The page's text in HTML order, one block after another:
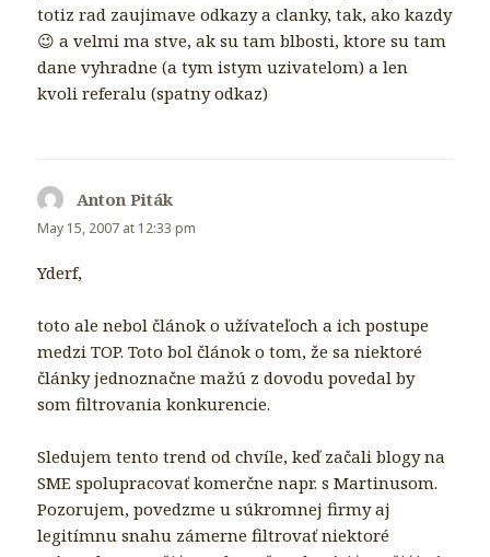
totiz rad zaujimave odkazy a clanky, tak, ako kazdy
😉 a velmi ma stve, ak su tam blbosti, ktore su tam
dane vyhradne (a tym istym uzivatelom) a len
kvoli referalu (spatny odkaz)
Anton Piták
May 15, 2007 at 12:33 pm
Yderf,
toto ale nebol článok o užívateľoch a ich postupe
medzi TOP. Toto bol článok o tom, že sa niektoré
články jednoznačne mažú z dovodu povedal by
som filtrovania konkurencie.
Sledujem tento trend od chvíle, keď začali blogy na
SME spolupracovať komerčne napr. s Martinusom.
Pozorujem, povedzme u súkromnej firmy aj
legitímnu snahu zámerne filtrovať niektoré